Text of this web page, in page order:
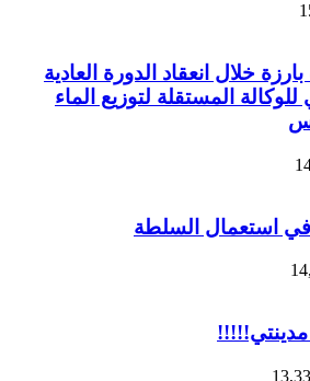
خلال انعقاد الدورة العادية
المستقلة لتوزيع الماء
استعمال السلطة